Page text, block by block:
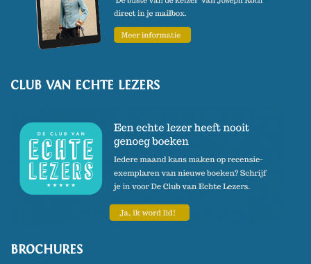
CLUB VAN ECHTE LEZERS
BROCHURES